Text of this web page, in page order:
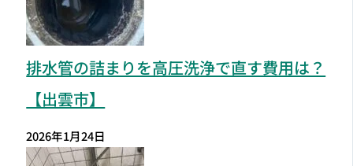
排水管の詰まりを高圧洗浄で直す費用は？
【出雲市】
2026年1月24日